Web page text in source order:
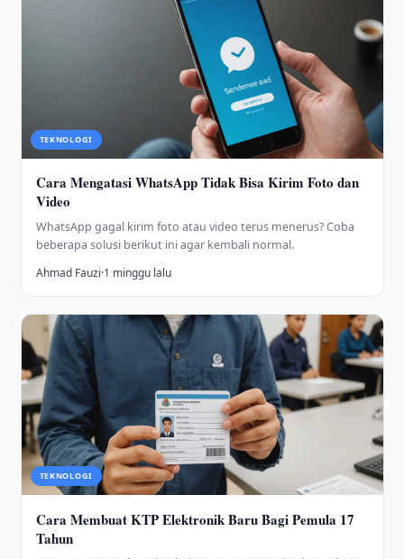
TEKNOLOGI
Cara Mengatasi WhatsApp Tidak Bisa Kirim Foto dan
Video
WhatsApp gagal kirim foto atau video terus menerus? Coba
beberapa solusi berikut ini agar kembali normal.
Ahmad Fauzi·1 minggu lalu
TEKNOLOGI
Cara Membuat KTP Elektronik Baru Bagi Pemula 17
Tahun